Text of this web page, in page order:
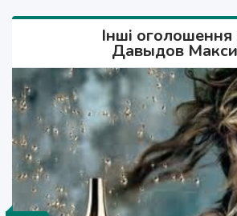
Інші оголошення
Давыдов